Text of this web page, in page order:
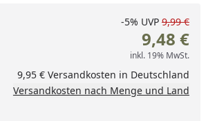
-5% UVP 9,99 €
9,48 €
inkl. 19% MwSt.
9,95 € Versandkosten in Deutschland
Versandkosten nach Menge und Land